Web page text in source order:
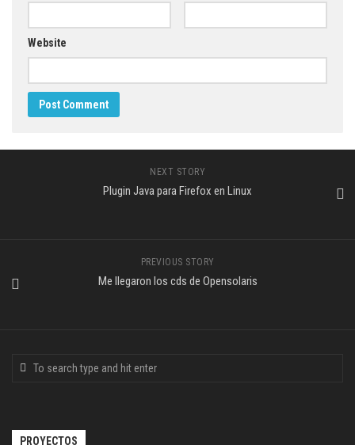
Website
NEXT STORY
Plugin Java para Firefox en Linux
PREVIOUS STORY
Me llegaron los cds de Opensolaris
PROYECTOS